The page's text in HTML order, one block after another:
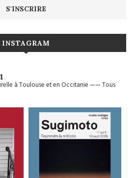
INSTAGRAM
à Toulouse et en Occitanie——Tous